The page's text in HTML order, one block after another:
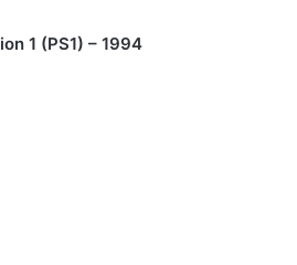
1 (PS1) – 1994